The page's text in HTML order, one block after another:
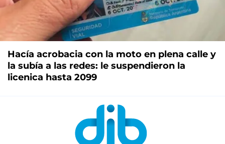
Hacía acrobacia con la moto en plena calle y
la subía a las redes: le suspendieron la
licenica hasta 2099